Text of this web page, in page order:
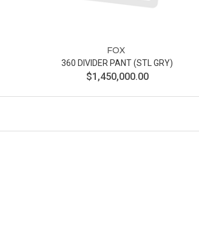
FOX
360 DIVIDER PANT (STL GRY)
$1,450,000.00